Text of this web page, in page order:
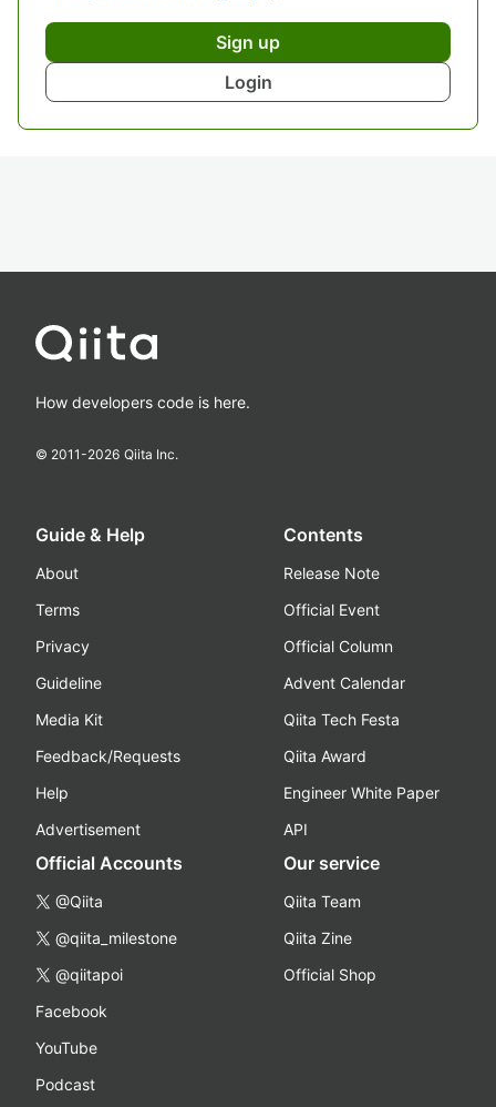
Sign up
Login
How developers code is here.
© 2011-2026 Qiita Inc.
Guide & Help
About
Terms
Privacy
Guideline
Media Kit
Feedback/Requests
Help
Advertisement
Contents
Release Note
Official Event
Official Column
Advent Calendar
Qiita Tech Festa
Qiita Award
Engineer White Paper
API
Official Accounts
@Qiita
@qiita_milestone
@qiitapoi
Facebook
YouTube
Podcast
Our service
Qiita Team
Qiita Zine
Official Shop